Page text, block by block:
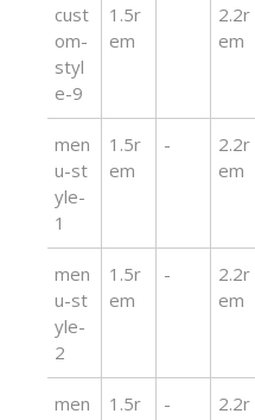
cust
om-
styl
e-9
1.5r
em
2.2r
em
men
u-st
yle-
1
1.5r
em
-
2.2r
em
men
u-st
yle-
2
1.5r
em
-
2.2r
em
men
1.5r
-
2.2r